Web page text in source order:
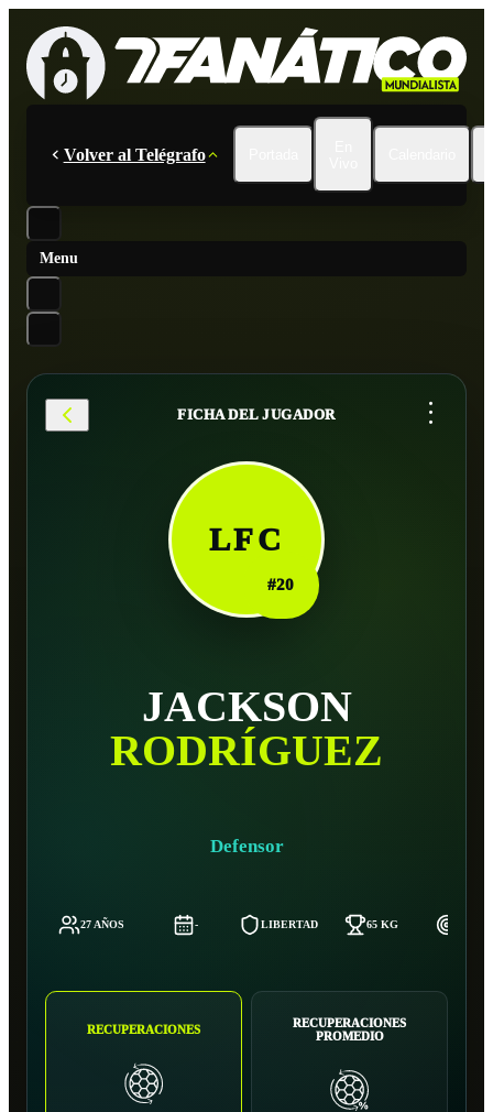
Volver al Telégrafo
Menu
FICHA DEL JUGADOR ...
LFC
#20
JACKSON
RODRÍGUEZ
Defensor
27 AÑOS - LIBERTAD 65 KG
RECUPERACIONES
RECUPERACIONES
PROMEDIO